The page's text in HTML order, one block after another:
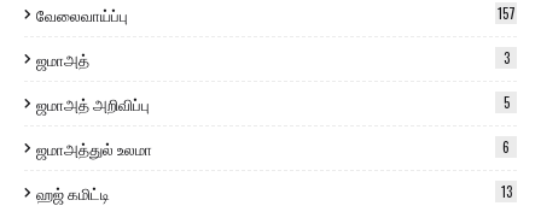
வேலைவாய்ப்பு 157
ஜமாஅத் 3
ஜமாஅத் அறிவிப்பு 5
ஜமாஅத்துல் உலமா 6
ஹஜ் கமிட்டி 13